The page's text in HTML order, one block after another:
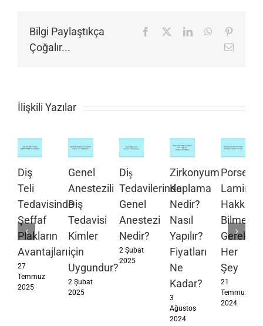
Bilgi Paylaştıkça
Çoğalır...
Facebook LinkedInWhatsApp
E-
İlişkili Yazılar
Diş
Teli
Tedavisinde
Şeffaf
Plakların
Avantajları
27
Temmuz
2025
Genel
Anestezili
Diş
Tedavisi
Kimler
için
Uygundur?
2 Şubat
2025
Diş
Tedavilerinde
Genel
Anestezi
Nedir?
2 Şubat
2025
Zirkonyum
Kaplama
Nedir?
Nasıl
Yapılır?
Fiyatları
Ne
Kadar?
3
Ağustos
2024
Porselen
Lamina
Bilmeniz
Gereken
Her
Şey
21
Temmuz
2024